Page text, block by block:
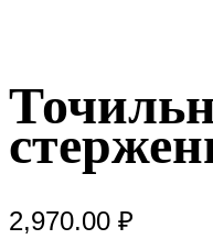
2,970.00 ₽